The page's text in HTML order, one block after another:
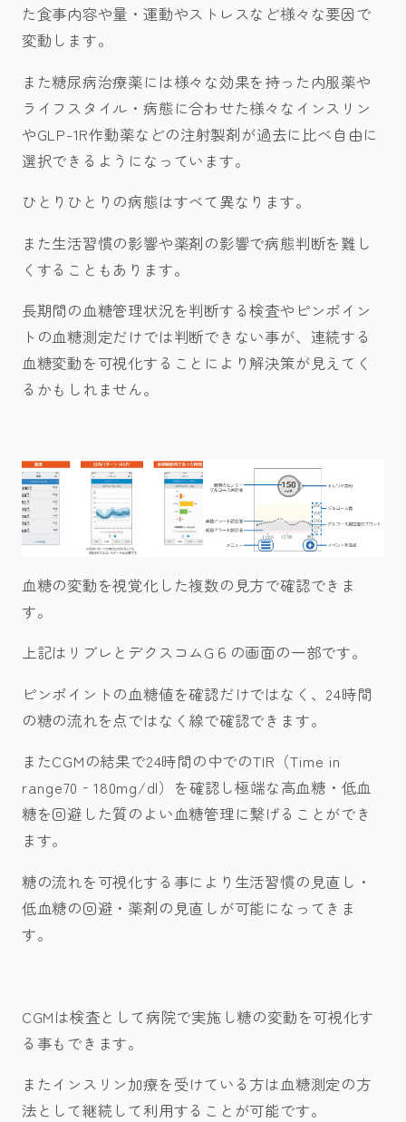
た食事内容や量・運動やストレスなど様々な要因で
変動します。
また糖尿病治療薬には様々な効果を持った内服薬や
ライフスタイル・病態に合わせた様々なインスリン
やGLP-1R作動薬などの注射製剤が過去に比べ自由に
選択できるようになっています。
ひとりひとりの病態はすべて異なります。
また生活習慣の影響や薬剤の影響で病態判断を難し
くすることもあります。
長期間の血糖管理状況を判断する検査やピンポイン
トの血糖測定だけでは判断できない事が、連続する
血糖変動を可視化することにより解決策が見えてく
るかもしれません。
血糖の変動を視覚化した複数の見方で確認できま
す。
上記はリブレとデクスコムG６の画面の一部です。
ピンポイントの血糖値を確認だけではなく、24時間
の糖の流れを点ではなく線で確認できます。
またCGMの結果で24時間の中でのTIR（Time in
range70‐180mg/dl）を確認し極端な高血糖・低血
糖を回避した質のよい血糖管理に繋げることができ
ます。
糖の流れを可視化する事により生活習慣の見直し・
低血糖の回避・薬剤の見直しが可能になってきま
す。
CGMは検査として病院で実施し糖の変動を可視化す
る事もできます。
またインスリン加療を受けている方は血糖測定の方
法として継続して利用することが可能です。